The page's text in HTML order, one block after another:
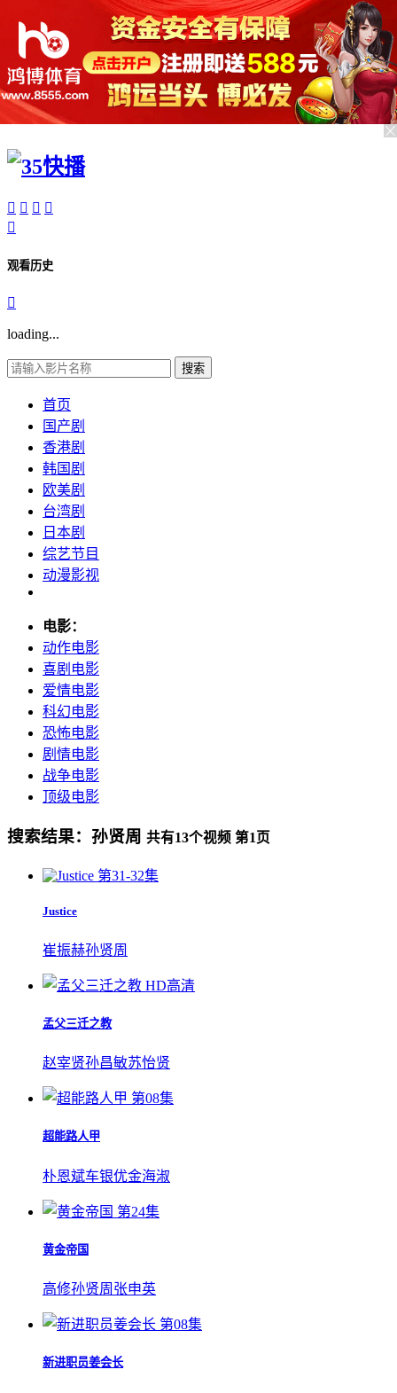
   

观看历史

loading...
搜索
首页
国产剧
香港剧
韩国剧
欧美剧
台湾剧
日本剧
综艺节目
动漫影视
电影：
动作电影
喜剧电影
爱情电影
科幻电影
恐怖电影
剧情电影
战争电影
顶级电影
搜索结果： 孙贤周 共有13个视频 第1 页
第31-32集
Justice
崔振赫孙贤周
HD高清
孟父三迁之教
赵宰贤孙昌敏苏怡贤
第08集
超能路人甲
朴恩斌车银优金海淑
第24集
黄金帝国
高修孙贤周 张申英
第08集
新进职员姜会长